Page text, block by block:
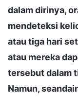
dalam dirinya,
mendeteksi
atau tiga hari
atau mereka
tersebut dalam
Namun,